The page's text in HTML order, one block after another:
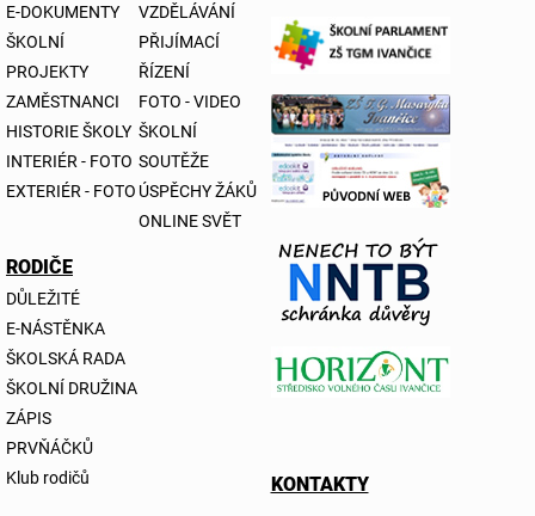
E-DOKUMENTY
ŠKOLNÍ
PROJEKTY
ZAMĚSTNANCI
HISTORIE ŠKOLY
INTERIÉR - FOTO
EXTERIÉR - FOTO
VZDĚLÁVÁNÍ
PŘIJÍMACÍ
ŘÍZENÍ
FOTO - VIDEO
ŠKOLNÍ
SOUTĚŽE
ÚSPĚCHY ŽÁKŮ
ONLINE SVĚT
RODIČE
DŮLEŽITÉ
E-NÁSTĚNKA
ŠKOLSKÁ RADA
ŠKOLNÍ DRUŽINA
ZÁPIS
PRVŇÁČKŮ
Klub rodičů
KONTAKTY